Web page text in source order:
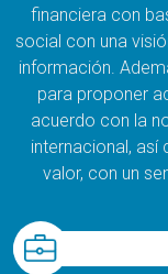
financiera con
social con una
información.
para proponer
acuerdo con la
internacional,
valor, con un